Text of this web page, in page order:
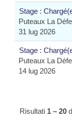
Stage :
Puteaux La
31 lug 2026
Stage :
Puteaux La
14 lug 2026
Risultati 1 – 20